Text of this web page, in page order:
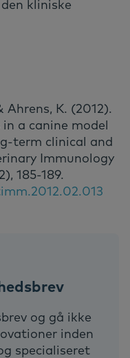
kliniske
Ahrens, K. (2012).
a canine model
term clinical and
Immunology
185-189.
og gå ikke
inden
specialiseret